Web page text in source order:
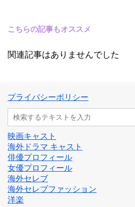
こちらの記事もオススメ
関連記事はありませんでした
プライバシーポリシー
映画キャスト
海外ドラマ キャスト
俳優プロフィール
女優プロフィール
海外セレブ
海外セレブファッション
洋楽